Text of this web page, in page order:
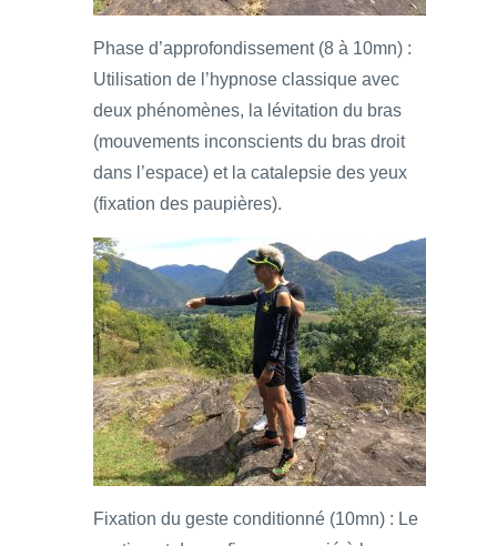
Phase d’approfondissement (8 à 10mn) :
Utilisation de l’hypnose classique avec
deux phénomènes, la lévitation du bras
(mouvements inconscients du bras droit
dans l’espace) et la catalepsie des yeux
(fixation des paupières).
Fixation du geste conditionné (10mn) : Le